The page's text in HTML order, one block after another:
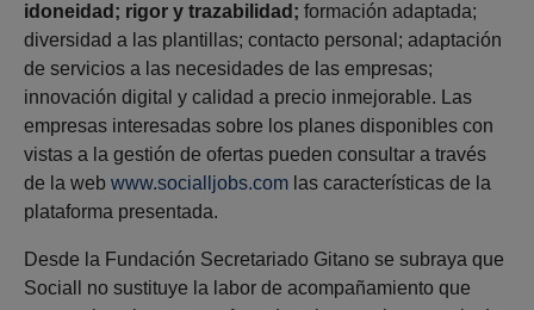
idoneidad; rigor y trazabilidad; formación adaptada;
diversidad a las plantillas; contacto personal; adaptación
de servicios a las necesidades de las empresas;
innovación digital y calidad a precio inmejorable. Las
empresas interesadas sobre los planes disponibles con
vistas a la gestión de ofertas pueden consultar a través
de la web www.socialljobs.com las características de la
plataforma presentada.
Desde la Fundación Secretariado Gitano se subraya que
Sociall no sustituye la labor de acompañamiento que